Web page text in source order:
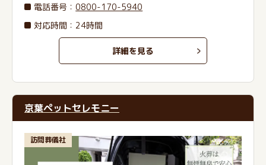
電話番号 ：0800-170-5940
対応時間：24時間
詳細を見る
京葉ペットセレモニー
訪問葬儀社